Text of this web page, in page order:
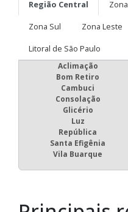
Região Central
Zona Sul
Zona Leste
Litoral de São Paulo
Aclimação
Bom Retiro
Cambuci
Consolação
Glicério
Luz
República
Santa Efigênia
Vila Buarque